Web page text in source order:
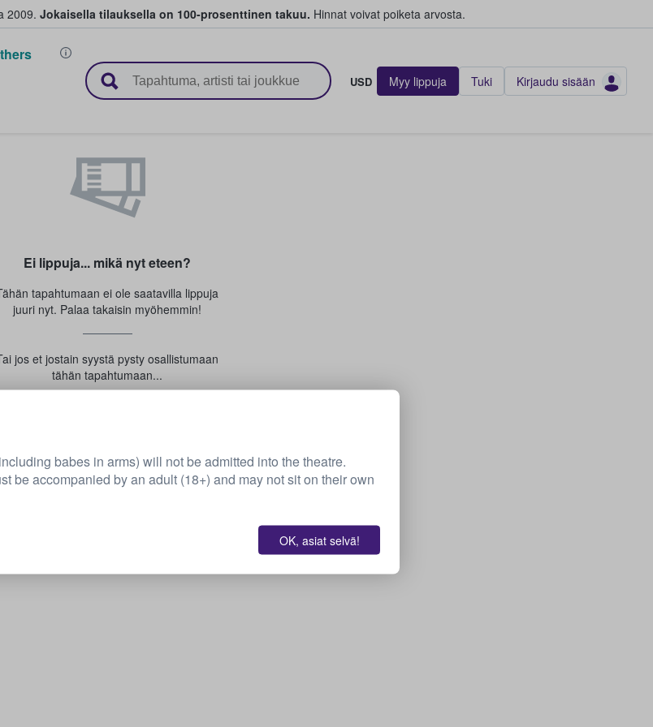
2009. Jokaisella tilauksella on 100-prosenttinen takuu. Hinnat voivat poiketa arvosta.
USD Myy lippuja Tuki Kirjaudu sisään
Ei lippuja... mikä nyt eteen?
tapahtumaan ei ole saatavilla lippuja
juuri nyt. Palaa takaisin myöhemmin!
jos et jostain syystä pysty osallistumaan
tähän tapahtumaan...
babes in arms) will not be admitted into the theatre.
be accompanied by an adult (18+) and may not sit on their own
OK, asiat selvä!